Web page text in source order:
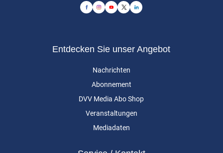
Entdecken Sie unser Angebot
Nachrichten
Abonnement
DVV Media Abo Shop
Veranstaltungen
Mediadaten